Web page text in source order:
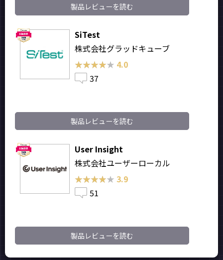
製品レビューを読む
SiTest
株式会社グラッドキューブ
★★★★★
★★★★★ 4.0
37
製品レビューを読む
User Insight
株式会社ユーザーローカル
★★★★★
★★★★★ 3.9
51
製品レビューを読む